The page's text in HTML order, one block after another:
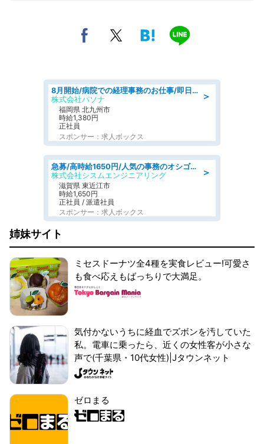
＞
8月開始/病院での経理事務のお仕事/即日勤務可/車通勤可/経理/一般事務
株式会社パソナ
福岡県 北九州市
時給1,380円
正社員
スポンサー：求人ボックス
＞
急募/高時給1650円/人気の事務のオシゴト/各種社保完備/8時30分～の日勤/土日祝休み
株式会社シスムエンジニアリング
滋賀県 東近江市
時給1,650円
正社員 / 派遣社員
スポンサー：求人ボックス
姉妹サイト
ミセスドーナツ全4種を実食レビュー!可愛さ
も食べ応えもばっちりで大満足。
気付かないうちに経血でズボンを汚していた
私。電車に乗ったら、近くの女性客が小さな
声で(千葉県・10代女性)|Jタウンネット
ゼロまる